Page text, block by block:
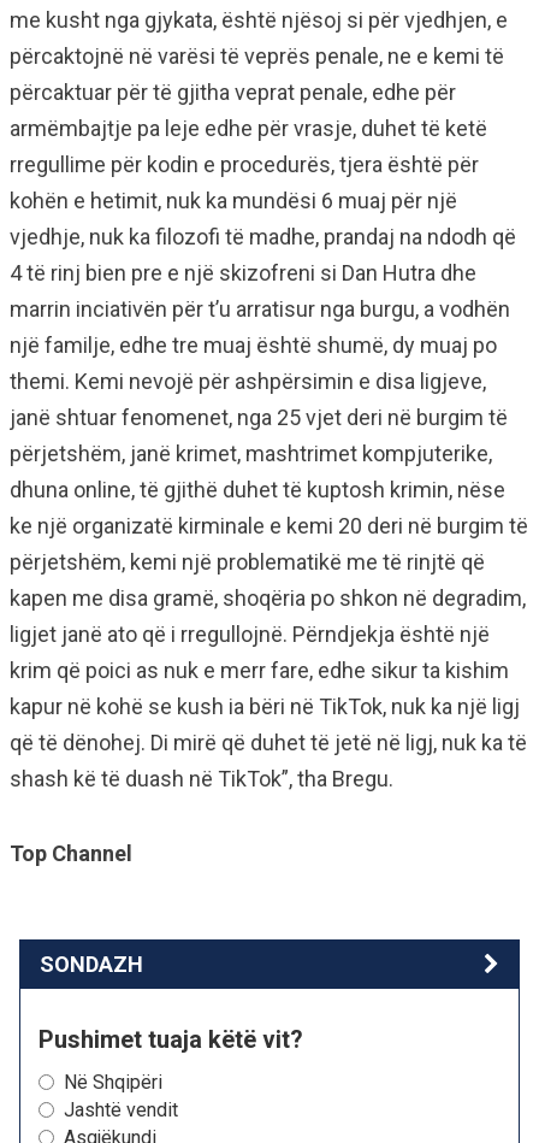
me kusht nga gjykata, është njësoj si për vjedhjen, e
përcaktojnë në varësi të veprës penale, ne e kemi të
përcaktuar për të gjitha veprat penale, edhe për
armëmbajtje pa leje edhe për vrasje, duhet të ketë
rregullime për kodin e procedurës, tjera është për
kohën e hetimit, nuk ka mundësi 6 muaj për një
vjedhje, nuk ka filozofi të madhe, prandaj na ndodh që
4 të rinj bien pre e një skizofreni si Dan Hutra dhe
marrin inciativën për t’u arratisur nga burgu, a vodhën
një familje, edhe tre muaj është shumë, dy muaj po
themi. Kemi nevojë për ashpërsimin e disa ligjeve,
janë shtuar fenomenet, nga 25 vjet deri në burgim të
përjetshëm, janë krimet, mashtrimet kompjuterike,
dhuna online, të gjithë duhet të kuptosh krimin, nëse
ke një organizatë kirminale e kemi 20 deri në burgim të
përjetshëm, kemi një problematikë me të rinjtë që
kapen me disa gramë, shoqëria po shkon në degradim,
ligjet janë ato që i rregullojnë. Përndjekja është një
krim që poici as nuk e merr fare, edhe sikur ta kishim
kapur në kohë se kush ia bëri në TikTok, nuk ka një ligj
që të dënohej. Di mirë që duhet të jetë në ligj, nuk ka të
shash kë të duash në TikTok”, tha Bregu.
Top Channel
SONDAZH
Pushimet tuaja këtë vit?
Në Shqipëri
Jashtë vendit
Asgjëkundi